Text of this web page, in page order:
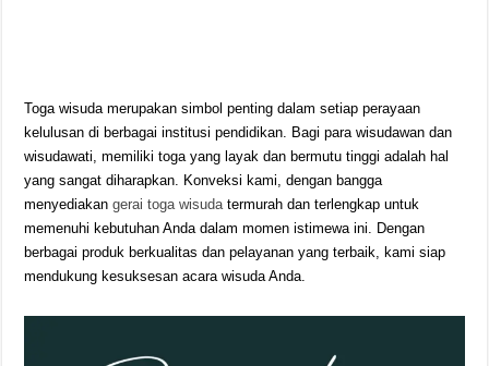
Toga wisuda merupakan simbol penting dalam setiap perayaan
kelulusan di berbagai institusi pendidikan. Bagi para wisudawan dan
wisudawati, memiliki toga yang layak dan bermutu tinggi adalah hal
yang sangat diharapkan. Konveksi kami, dengan bangga
menyediakangerai toga wisudatermurah dan terlengkap untuk
memenuhi kebutuhan Anda dalam momen istimewa ini. Dengan
berbagai produk berkualitas dan pelayanan yang terbaik, kami siap
mendukung kesuksesan acara wisuda Anda.